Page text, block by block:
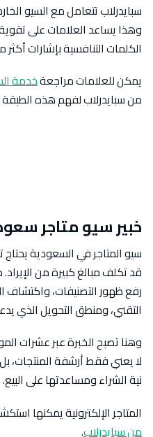
سبايدرلاب تتعامل مع السيو
وهذا يساعد العلامات على
الكلمات التنافسية بإشارات
يمكن للعلامات مراجعةخدمة
من سبايدرلاب لفهم هذه
خبير سيو متاجر
سيو المتاجر في السعودية
قد تكلف مبالغ كبيرة من
رفع ظهور التصنيفات، واكتشاف
التقني، ومنطق التحويل الذي
وهنا تصبح الخبرة عبر عشرات
لا يعني فقط أرشفة المنتجات،
نية الشراء ومساعدتها على البيع.
المتاجر الإلكترونية يمكنها
من سبايدرلاب.